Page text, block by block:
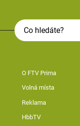
O FTV Prima
Volná místa
Reklama
HbbTV